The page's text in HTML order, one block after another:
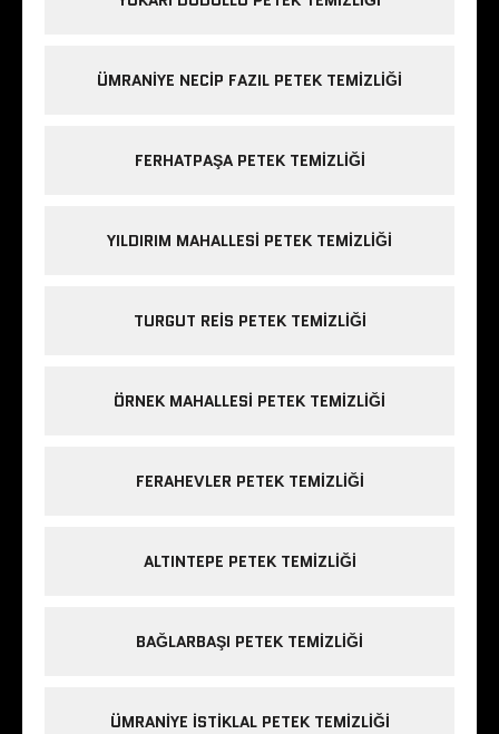
ÜMRANIYE NECIP FAZIL PETEK TEMIZLIĞI
FERHATPAŞA PETEK TEMIZLIĞI
YILDIRIM MAHALLESI PETEK TEMIZLIĞI
TURGUT REIS PETEK TEMIZLIĞI
ÖRNEK MAHALLESI PETEK TEMIZLIĞI
FERAHEVLER PETEK TEMIZLIĞI
ALTINTEPE PETEK TEMIZLIĞI
BAĞLARBAŞI PETEK TEMIZLIĞI
ÜMRANIYE ISTIKLAL PETEK TEMIZLIĞI